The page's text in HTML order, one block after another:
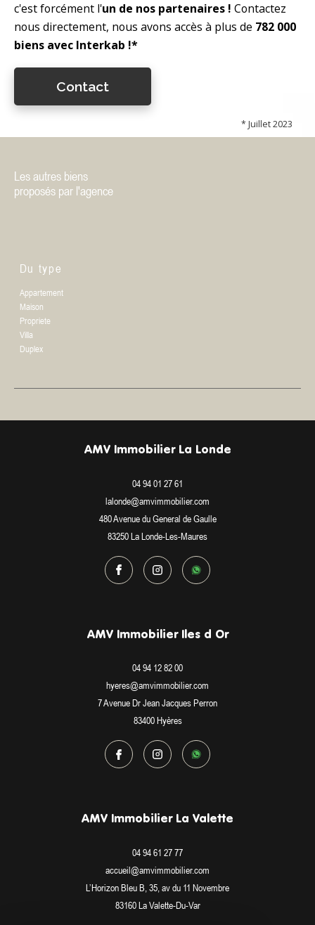
c'est forcément l'un de nos partenaires ! Contactez
nous directement, nous avons accès à plus de 782 000
biens avec Interkab !*
Contact
* Juillet 2023
Les autres biens
proposés par l'agence
Du type
Appartement
Maison
Propriete
Villa
Duplex
AMV Immobilier La Londe
04 94 01 27 61
lalonde@amvimmobilier.com
480 Avenue du General de Gaulle
83250 La Londe-Les-Maures
AMV Immobilier Iles d Or
04 94 12 82 00
hyeres@amvimmobilier.com
7 Avenue Dr Jean Jacques Perron
83400
Hyères
AMV Immobilier La Valette
04 94 61 27 77
accueil@amvimmobilier.com
L’Horizon Bleu B, 35, av du 11 Novembre
83160 La Valette-Du-Var